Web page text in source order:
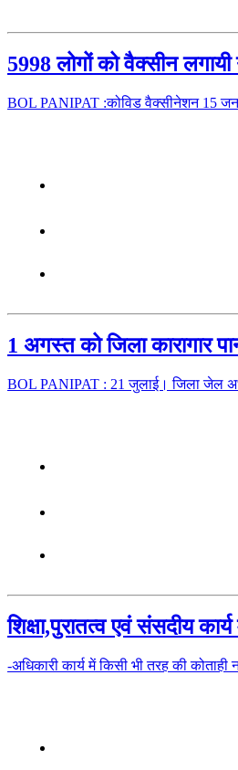
5998 लोगों को वैक्सीन लगायी
BOL PANIPAT :कोविड वैक्सीनेशन 15
1 अगस्त को जिला कारागार
BOL PANIPAT : 21 जुलाई। जिला जेल
शिक्षा,पुरातत्व एवं संसदीय
-अधिकारी कार्य में किसी भी तरह की